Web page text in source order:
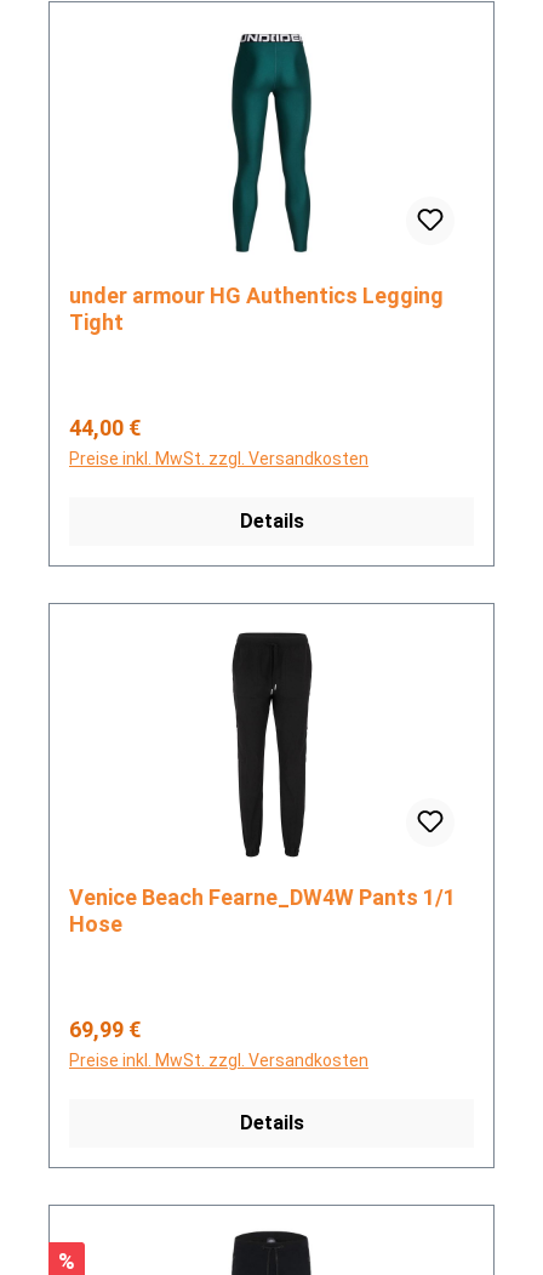
under armour HG Authentics Legging
Tight
Regulärer Preis:
44,00 €
Preise inkl. MwSt. zzgl. Versandkosten
Details
Venice Beach Fearne_DW4W Pants 1/1
Hose
Regulärer Preis:
69,99 €
Preise inkl. MwSt. zzgl. Versandkosten
Details
Rabatt
%